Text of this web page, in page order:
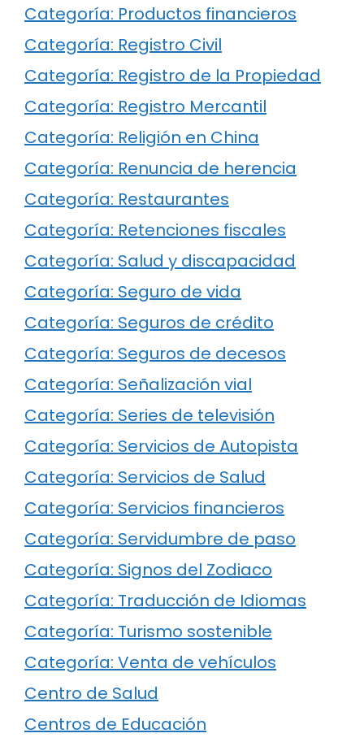
Categoría: Productos financieros
Categoría: Registro Civil
Categoría: Registro de la Propiedad
Categoría: Registro Mercantil
Categoría: Religión en China
Categoría: Renuncia de herencia
Categoría: Restaurantes
Categoría: Retenciones fiscales
Categoría: Salud y discapacidad
Categoría: Seguro de vida
Categoría: Seguros de crédito
Categoría: Seguros de decesos
Categoría: Señalización vial
Categoría: Series de televisión
Categoría: Servicios de Autopista
Categoría: Servicios de Salud
Categoría: Servicios financieros
Categoría: Servidumbre de paso
Categoría: Signos del Zodiaco
Categoría: Traducción de Idiomas
Categoría: Turismo sostenible
Categoría: Venta de vehículos
Centro de Salud
Centros de Educación